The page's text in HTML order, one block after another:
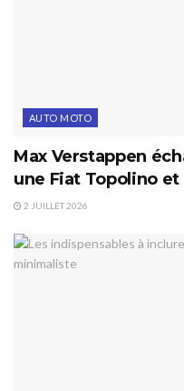
AUTO MOTO
Max Verstappen
une Fiat Topolino
2 JUILLET 2026